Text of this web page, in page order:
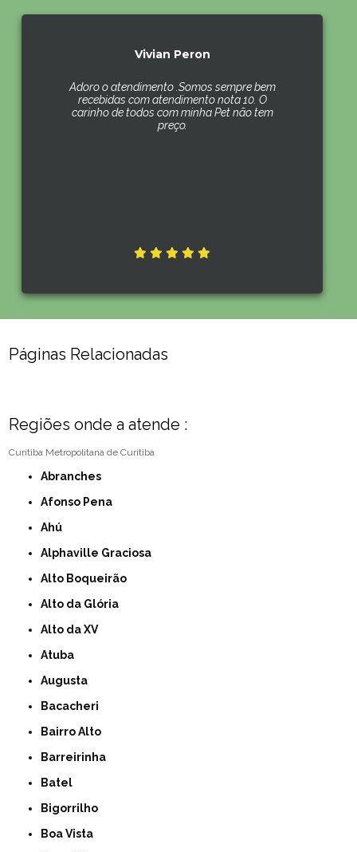
Vivian Peron
Adoro o atendimento .Somos sempre bem
recebidas com atendimento nota 10. O
carinho de todos com minha Pet não tem
preço.
Páginas Relacionadas
Regiões onde a atende :
Curitiba Metropolitana de Curitiba
Abranches
Afonso Pena
Ahú
Alphaville Graciosa
Alto Boqueirão
Alto da Glória
Alto da XV
Atuba
Augusta
Bacacheri
Bairro Alto
Barreirinha
Batel
Bigorrilho
Boa Vista